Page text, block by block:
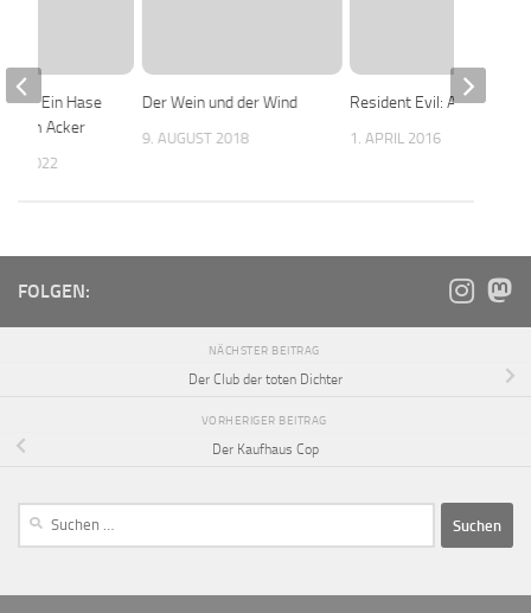
Der Wein und der Wind
9. AUGUST 2018
Resident Evil: Apocalypse
1. APRIL 2016
2 – Ein Hase
vom Acker
2022
FOLGEN:
NÄCHSTER BEITRAG
Der Club der toten Dichter
VORHERIGER BEITRAG
Der Kaufhaus Cop